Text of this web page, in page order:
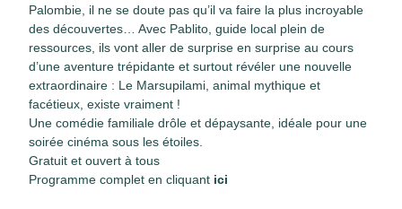
Palombie, il ne se doute pas qu’il va faire la plus incroyable
des découvertes… Avec Pablito, guide local plein de
ressources, ils vont aller de surprise en surprise au cours
d’une aventure trépidante et surtout révéler une nouvelle
extraordinaire : Le Marsupilami, animal mythique et
facétieux, existe vraiment !
Une comédie familiale drôle et dépaysante, idéale pour une
soirée cinéma sous les étoiles.
Gratuit et ouvert à tous
Programme complet en cliquant ici